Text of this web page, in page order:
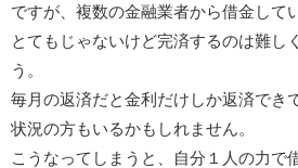
ですが、複数の金融業者から借金して
とてもじゃないけど完済するのは難し
う。
毎月の返済だと金利だけしか返済でき
状況の方もいるかもしれません。
こうなってしまうと、自分１人の力で